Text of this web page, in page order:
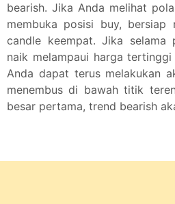
bearish. Jika Anda melihat
membuka posisi buy, bersiap
candle keempat. Jika selama
naik melampaui harga
Anda dapat terus melakukan
menembus di bawah titik
besar pertama, trend bearish